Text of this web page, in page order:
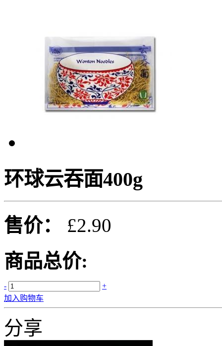
环球云吞面400g
售价：
£2.90
商品总价:
-
+
加入购物车
分享